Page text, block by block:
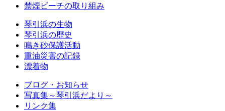
禁煙ビーチの取り組み
琴引浜の生物
琴引浜の歴史
鳴き砂保護活動
重油災害の記録
漂着物
ブログ・お知らせ
写真集～琴引浜だより～
リンク集